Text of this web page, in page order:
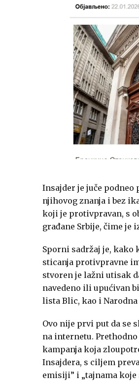
Insajder je juče
njihovog znanja i bez
koji je protivpravan, s
građane Srbije, čime je
Sporni sadržaj je, kako
sticanja protivpravne
stvoren je lažni utisak
navedeno ili upućivan
lista Blic, kao i Narodna
Ovo nije prvi put da se
na internetu.
kampanja koja
Insajdera, s ciljem
emisiji” i „tajnama